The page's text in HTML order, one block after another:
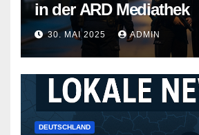
in der ARD Mediathek
30. MAI 2025 ADMIN
DEUTSCHLAND